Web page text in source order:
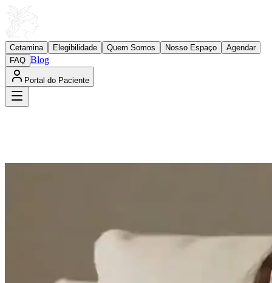
Cetamina Elegibilidade Quem Somos Nosso Espaço
Agendar
FAQ Blog
Portal do Paciente